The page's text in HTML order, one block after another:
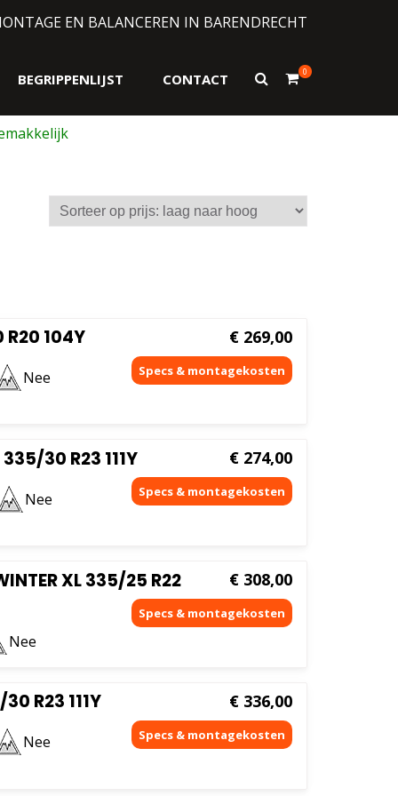
EN BALANCEREN IN BARENDRECHT
BEGRIPPENLIJST CONTACT
Toon
0
R20 104Y
Nee
€ 269,00
30 R23 111Y
Nee
€ 274,00
XL 335/25 R22
Nee
€ 308,00
R23 111Y
Nee
€ 336,00